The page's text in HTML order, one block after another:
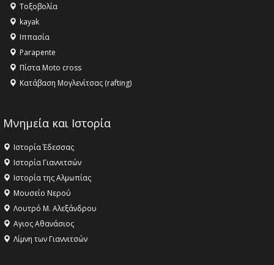
11:36 -Λάκης Βασιλειάδης, Συνέντευξη PellaFm 103,3 για
το Μουσείο της Πέλλας, Λουτρά Πόζαρ και Χιονοδρομικό
18:09 -
όμορφο θερινό σινεμά της Ελλάδας!
Τοξοβολία
kayak
Ιππασία
Parapente
Πίστα Moto cross
Κατάβαση Μογλενίτσας (rafting)
Μνημεία και Ιστορία
Ιστορία Έδεσσας
Ιστορία Γιαννιτσών
Ιστορία της Αλμωπίας
Μουσείο Νερού
Λουτρό Μ. Αλεξάνδρου
Αγιος Αθανάσιος
Λίμνη των Γιαννιτσών